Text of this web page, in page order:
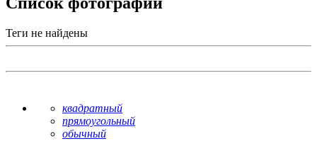
Теги не найдены
квадратный
прямоугольный
обычный